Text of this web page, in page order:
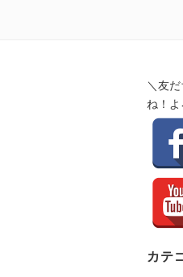
＼友
ね！
カテ